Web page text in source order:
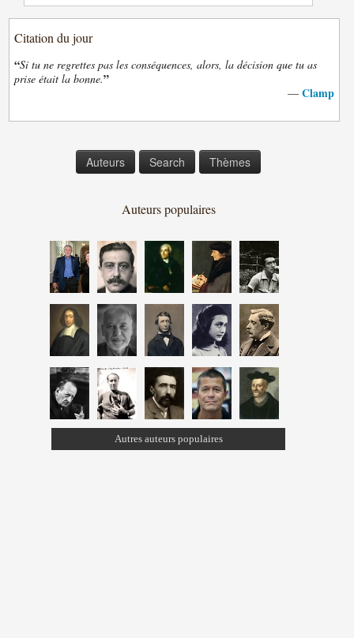
Citation du jour
“Si tu ne regrettes pas les conséquences, alors, la décision que tu as
prise était la bonne.”
— Clamp
Auteurs Search Thèmes
Auteurs populaires
Autres auteurs populaires